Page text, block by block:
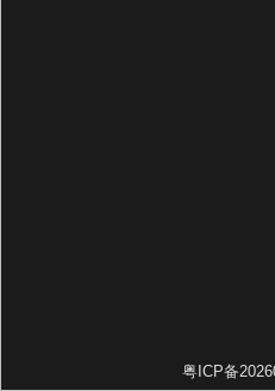
粤ICP备